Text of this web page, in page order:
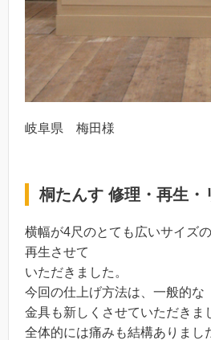
岐阜県 梅田様
桐たんす 修理・再生・
横幅が4尺のとても広いサイズ
再生させて
いただきました。
今回の仕上げ方法は、一般的な
金具も新しくさせていただきま
全体的には痛みも結構ありまし